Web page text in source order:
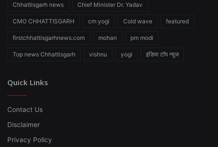
Chhattisgarh news Chief Minister Dr. Yadav
CMO CHHATTISGARH cm yogi Cold wave featured
firstchhattisgarhnews.com mohan pm modi
Top news Chhattisgarh vishnu yogi इंडिया टॉप न्यूज
Quick Links
Contact Us
Disclaimer
Privacy Policy